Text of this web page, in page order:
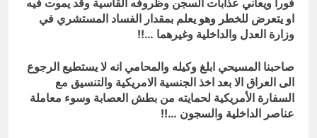
فورا ويعاني عذابات السجن وظروفه القاسية وقد يموت فيه
او يتعرض للخطر وهو يعلم بمقدار الفساد المستشري في
وزارة العدل والداخلية وغيرهما …!!
صاحبنا المسيحي ابلغ وكيله والمحامي انه لا يستطيع الرجوع
الى العراق الا بعد اخذ الجنسية الامريكية والتنسيق مع
السفارة الأمريكية لحمايته من بطش العصابة وسوء معاملة
عناصر الداخلية والسجون …!!